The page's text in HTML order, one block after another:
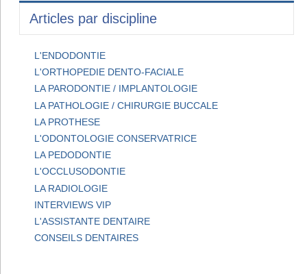
Articles par discipline
L'ENDODONTIE
L'ORTHOPEDIE DENTO-FACIALE
LA PARODONTIE / IMPLANTOLOGIE
LA PATHOLOGIE / CHIRURGIE BUCCALE
LA PROTHESE
L'ODONTOLOGIE CONSERVATRICE
LA PEDODONTIE
L'OCCLUSODONTIE
LA RADIOLOGIE
INTERVIEWS VIP
L'ASSISTANTE DENTAIRE
CONSEILS DENTAIRES